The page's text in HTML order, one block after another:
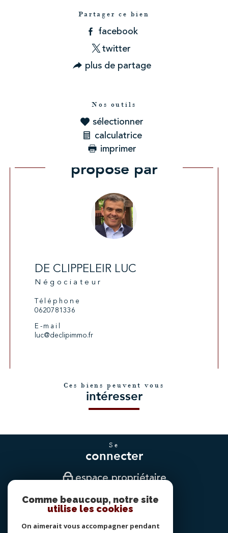
Partager ce bien
facebook
twitter
plus de partage
Nos outils
sélectionner
calculatrice
imprimer
Ce bien vous est
proposé par
DE CLIPPELEIR LUC
Négociateur
Téléphone
0620781336
E-mail
luc@declipimmo.fr
Ces biens peuvent vous
intéresser
se
connecter
espace propriétaire
nous
suivre
Comme beaucoup, notre site
utilise les cookies
On aimerait vous accompagner pendant